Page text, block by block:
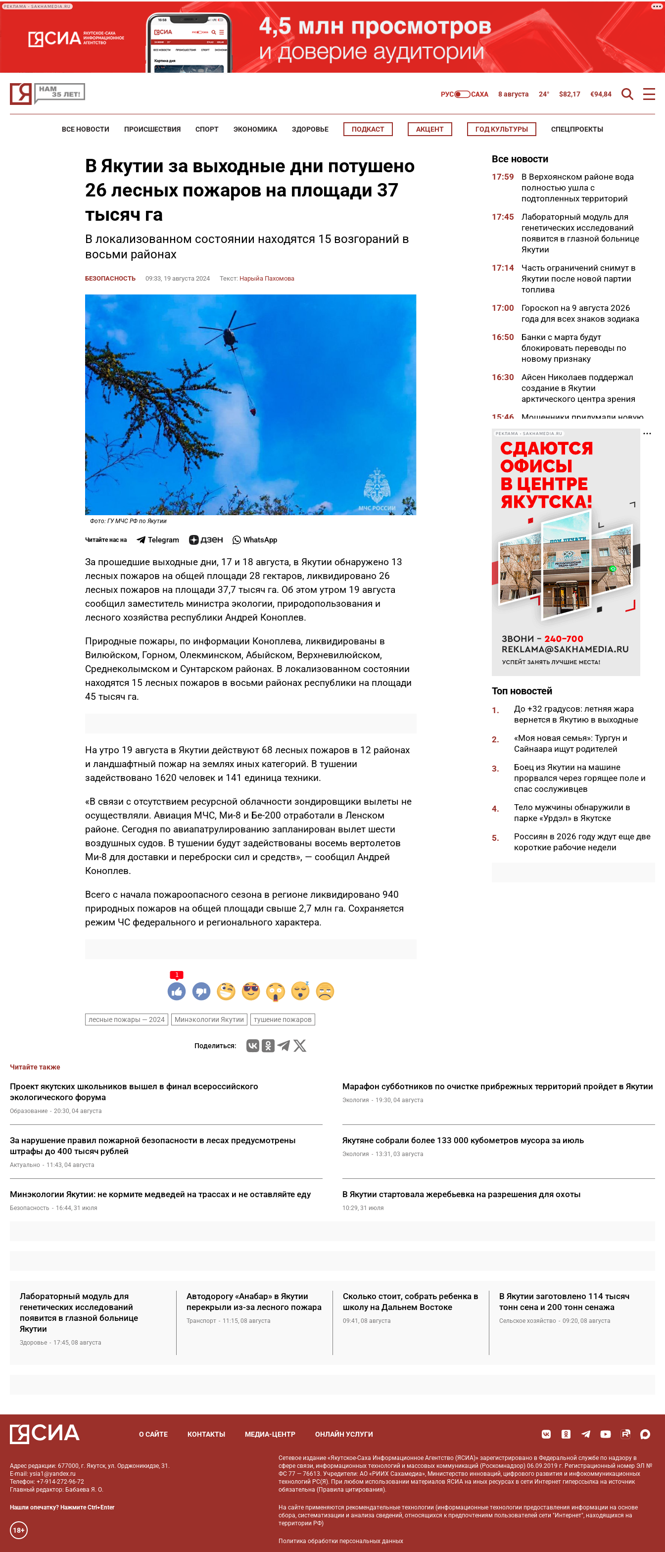
РЕКЛАМА • SAKHAMEDIA.RU
8 августа 24° $82,17 €94,84
ВСЕ НОВОСТИ ПРОИСШЕСТВИЯ СПОРТ ЭКОНОМИКА ЗДОРОВЬЕ ПОДКАСТ АКЦЕНТ ГОД КУЛЬТУРЫ СПЕЦПРОЕКТЫ
В Якутии за выходные дни потушено
26 лесных пожаров на площади 37
тысяч га
В локализованном состоянии находятся 15 возгораний в
восьми районах
БЕЗОПАСНОСТЬ 09:33, 19 августа 2024 Текст: Нарыйа Пахомова
Фото: ГУ МЧС РФ по Якутии
Читайте нас на Telegram WhatsApp
За прошедшие выходные дни, 17 и 18 августа, в Якутии обнаружено 13
лесных пожаров на общей площади 28 гектаров, ликвидировано 26
лесных пожаров на площади 37,7 тысяч га. Об этом утром 19 августа
сообщил заместитель министра экологии, природопользования и
лесного хозяйства республики Андрей Коноплев.
Природные пожары, по информации Коноплева, ликвидированы в
Вилюйском, Горном, Олекминском, Абыйском, Верхневилюйском,
Среднеколымском и Сунтарском районах. В локализованном состоянии
находятся 15 лесных пожаров в восьми районах республики на площади
45 тысяч га.
На утро 19 августа в Якутии действуют 68 лесных пожаров в 12 районах
и ландшафтный пожар на землях иных категорий. В тушении
задействовано 1620 человек и 141 единица техники.
«В связи с отсутствием ресурсной облачности зондировщики вылеты не
осуществляли. Авиация МЧС, Ми-8 и Бе-200 отработали в Ленском
районе. Сегодня по авиапатрулированию запланирован вылет шести
воздушных судов. В тушении будут задействованы восемь вертолетов
Ми-8 для доставки и переброски сил и средств», — сообщил Андрей
Коноплев.
Всего с начала пожароопасного сезона в регионе ликвидировано 940
природных пожаров на общей площади свыше 2,7 млн га. Сохраняется
режим ЧС федерального и регионального характера.
1
лесные пожары — 2024 Минэкологии Якутии тушение пожаров
Поделиться:
Все новости
17:59
В Верхоянском районе вода
полностью ушла с
подтопленных территорий
17:45
Лабораторный модуль для
генетических исследований
появится в глазной больнице
Якутии
17:14
Часть ограничений снимут в
Якутии после новой партии
топлива
17:00
Гороскоп на 9 августа 2026
года для всех знаков зодиака
16:50
Банки с марта будут
блокировать переводы по
новому признаку
16:30
Айсен Николаев поддержал
создание в Якутии
арктического центра зрения
15:46
Мошенники придумали новую
«экстрасенсами»
15:39
Приметы на 9 августа 2026
года: как провести день
Пантелеймона
15:29
К Земле приближается
потенциально опасный
астероид
14:41
В трех районах Якутии
прогнозируют сильные дожди
13:32
В Якутии за сутки потушили
десять лесных пожаров
12:52
Гороскоп на неделю с 10 по 16
августа 2026 года
якутян с Всероссийским днем
физкультурника
11:50
Образование сквозь года: как
полпути
11:35
Российские школьники будут
учиться по новой программе
11:15
Автодорогу «Анабар» в Якутии
перекрыли из-за лесного
пожара
10:56
Новая платформа ЕР поможет
ветеранам СВО найти работу
10:22
В Усть-Майском районе
ликвидировали лесной пожар
на 13 гектарах
10:01
Якутяне рассказали, что
считают главным подарком в
РЕКЛАМА • SAKHAMEDIA.RU
Топ новостей
1.
До +32 градусов: летняя жара
вернется в Якутию в выходные
2.
«Моя новая семья»: Тургун и
Сайнаара ищут родителей
3.
Боец из Якутии на машине
прорвался через горящее поле и
спас сослуживцев
4.
Тело мужчины обнаружили в
парке «Урдэл» в Якутске
5.
Россиян в 2026 году ждут еще две
короткие рабочие недели
Читайте также
Проект якутских школьников вышел в финал всероссийского
экологического форума
Образование 20:30, 04 августа
Марафон субботников по очистке прибрежных территорий пройдет в Якутии
Экология 19:30, 04 августа
За нарушение правил пожарной безопасности в лесах предусмотрены
штрафы до 400 тысяч рублей
Актуально 11:43, 04 августа
Якутяне собрали более 133 000 кубометров мусора за июль
Экология 13:31, 03 августа
Минэкологии Якутии: не кормите медведей на трассах и не оставляйте еду
Безопасность 16:44, 31 июля
В Якутии стартовала жеребьевка на разрешения для охоты
10:29, 31 июля
Лабораторный модуль для
генетических исследований
появится в глазной больнице
Якутии
Здоровье 17:45, 08 августа
Автодорогу «Анабар» в Якутии
перекрыли из-за лесного пожара
Транспорт 11:15, 08 августа
Сколько стоит, собрать ребенка в
школу на Дальнем Востоке
09:41, 08 августа
В Якутии заготовлено 114 тысяч
тонн сена и 200 тонн сенажа
Сельское хозяйство 09:20, 08 августа
О САЙТЕ КОНТАКТЫ МЕДИА-ЦЕНТР ОНЛАЙН УСЛУГИ
Адрес редакции: 677000, г. Якутск, ул. Орджоникидзе, 31.
E-mail: ysia1@yandex.ru
Телефон: +7-914-272-96-72
Главный редактор: Бабаева Я. О.
Нашли опечатку? Нажмите Ctrl+Enter
18+
Сетевое издание «Якутское-Саха Информационное Агентство (ЯСИА)» зарегистрировано в Федеральной службе по надзору в
сфере связи, информационных технологий и массовых коммуникаций (Роскомнадзор) 06.09.2019 г. Регистрационный номер ЭЛ №
ФС 77 — 76613. Учредители: АО «РИИХ Сахамедиа», Министерство инноваций, цифрового развития и инфокоммуникационных
технологий РС(Я). При любом использовании материалов ЯСИА на иных ресурсах в сети Интернет гиперссылка на источник
обязательна (Правила цитирования).
На сайте применяютсярекомендательные технологии (информационные технологии предоставления информации на основе
сбора, систематизации и анализа сведений, относящихся к предпочтениям пользователей сети "Интернет", находящихся на
территории РФ)
Политика обработки персональных данных